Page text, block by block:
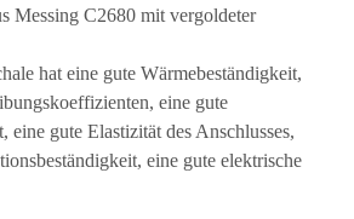
Messing C2680 mit vergoldeter
hat eine gute Wärmebeständigkeit,
eine gute
eine gute Elastizität des Anschlusses,
eine gute elektrische